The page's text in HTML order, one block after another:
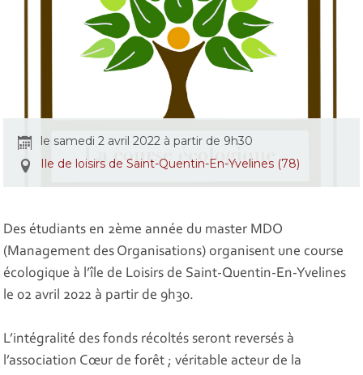
le samedi 2 avril 2022 à partir de 9h30
Ile de loisirs de Saint-Quentin-En-Yvelines (78)
Des étudiants en 2ème année du master MDO
(Management des Organisations) organisent une course
écologique à l’île de Loisirs de Saint-Quentin-En-Yvelines
le 02 avril 2022 à partir de 9h30.
L’intégralité des fonds récoltés seront reversés à
l’association Cœur de forêt ; véritable acteur de la